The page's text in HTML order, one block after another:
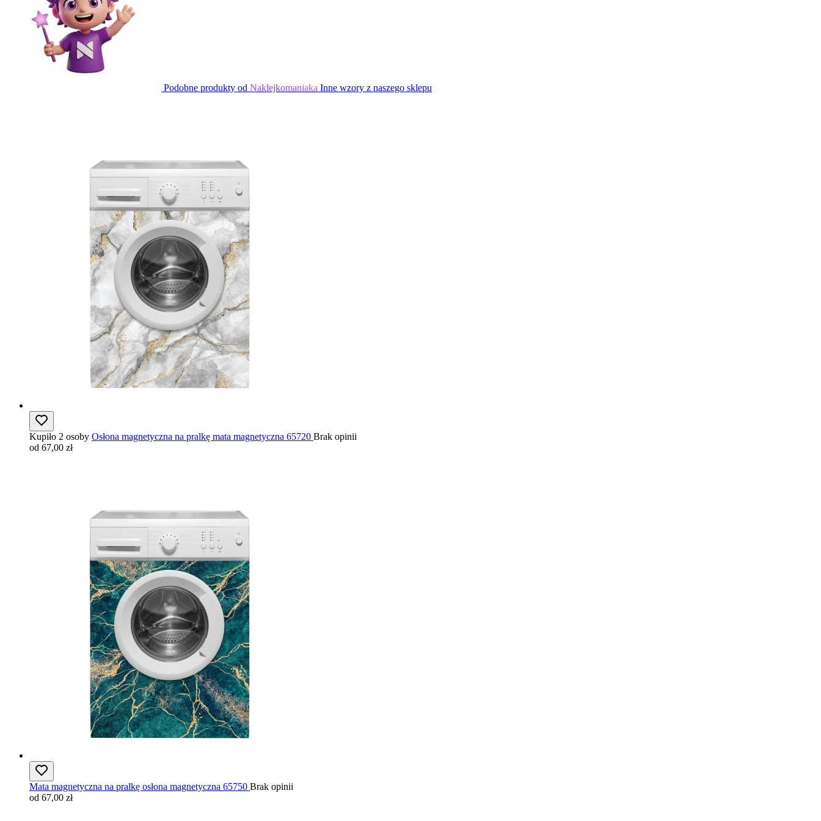
Podobne produkty od Naklejkomaniaka Inne wzory z naszego sklepu
Kupiło 2 osoby Osłona magnetyczna na pralkę mata magnetyczna 65720 Brak opinii
od 67,00 zł
Mata magnetyczna na pralkę osłona magnetyczna 65750 Brak opinii
od 67,00 zł